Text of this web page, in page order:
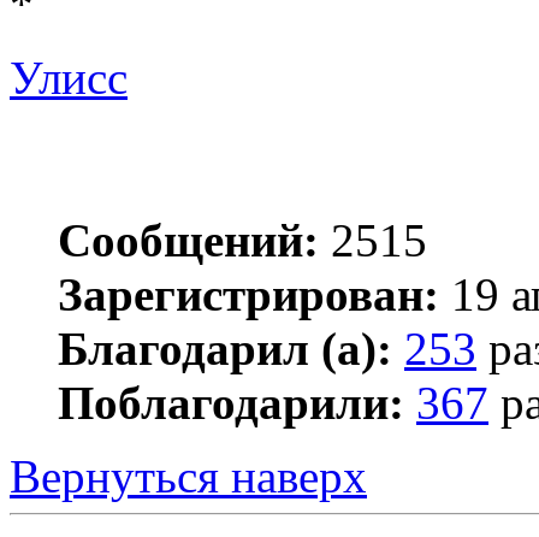
Улисс
Сообщений: 2515
Зарегистрирован: 19
Благодарил (а): 253
Поблагодарили: 367
Вернуться наверх